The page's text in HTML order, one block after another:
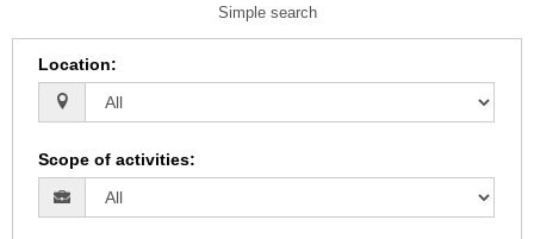
Simple search
Location:
Scope of activities: